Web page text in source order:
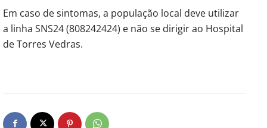
Em caso de sintomas, a população local deve utilizar
a linha SNS24 (808242424) e não se dirigir ao Hospital
de Torres Vedras.